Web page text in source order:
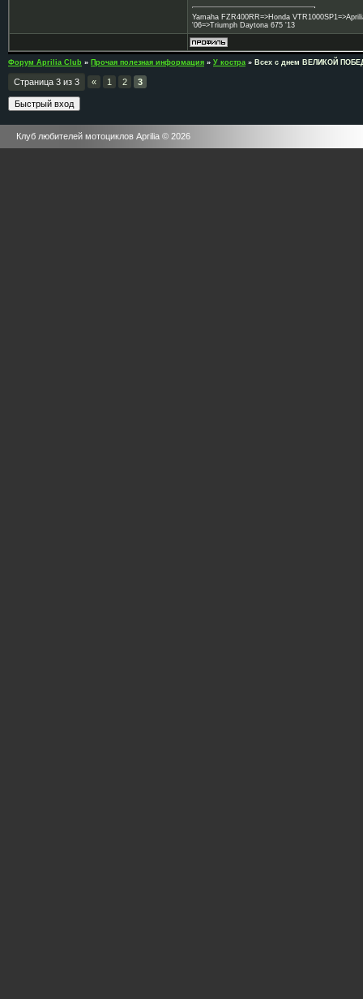
Yamaha FZR400RR=>Honda
'06=>Triumph Daytona 675 '13
Форум Aprilia Club » Прочая полезная информация » У костра » Всех с днем ВЕЛИКОЙ
Страница 3 из 3 « 1 2 3
Клуб любителей мотоциклов Aprilia © 2026